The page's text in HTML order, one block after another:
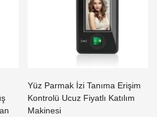
Yüz Parmak İzi Tanıma Erişim
Kontrolü Ucuz Fiyatlı Katılım
Makinesi